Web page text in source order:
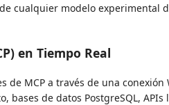
cualquier modelo experimental
en Tiempo Real
MCP a través de una conexión
bases de datos PostgreSQL,